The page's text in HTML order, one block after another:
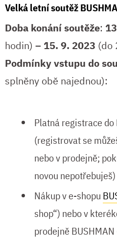
Velká letní soutěž
Doba konání soutěže:
hodin) – 15. 9. 2023 (do
Podmínky vstupu do
splněny obě najednou):
Platná registrace do
(registrovat se
nebo v prodejně;
novou
Nákup v e-shopu
shop“) nebo v
prodejně